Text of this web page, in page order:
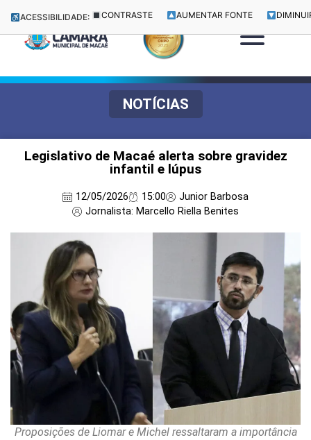
ACESSIBILIDADE: CONTRASTE AUMENTAR FONTE
NOTÍCIAS
Legislativo de Macaé alerta sobre gravidez
infantil e lúpus
12/05/2026 15:00
Junior Barbosa
Jornalista: Marcello Riella Benites
Proposições de Liomar e Michel ressaltaram a importância